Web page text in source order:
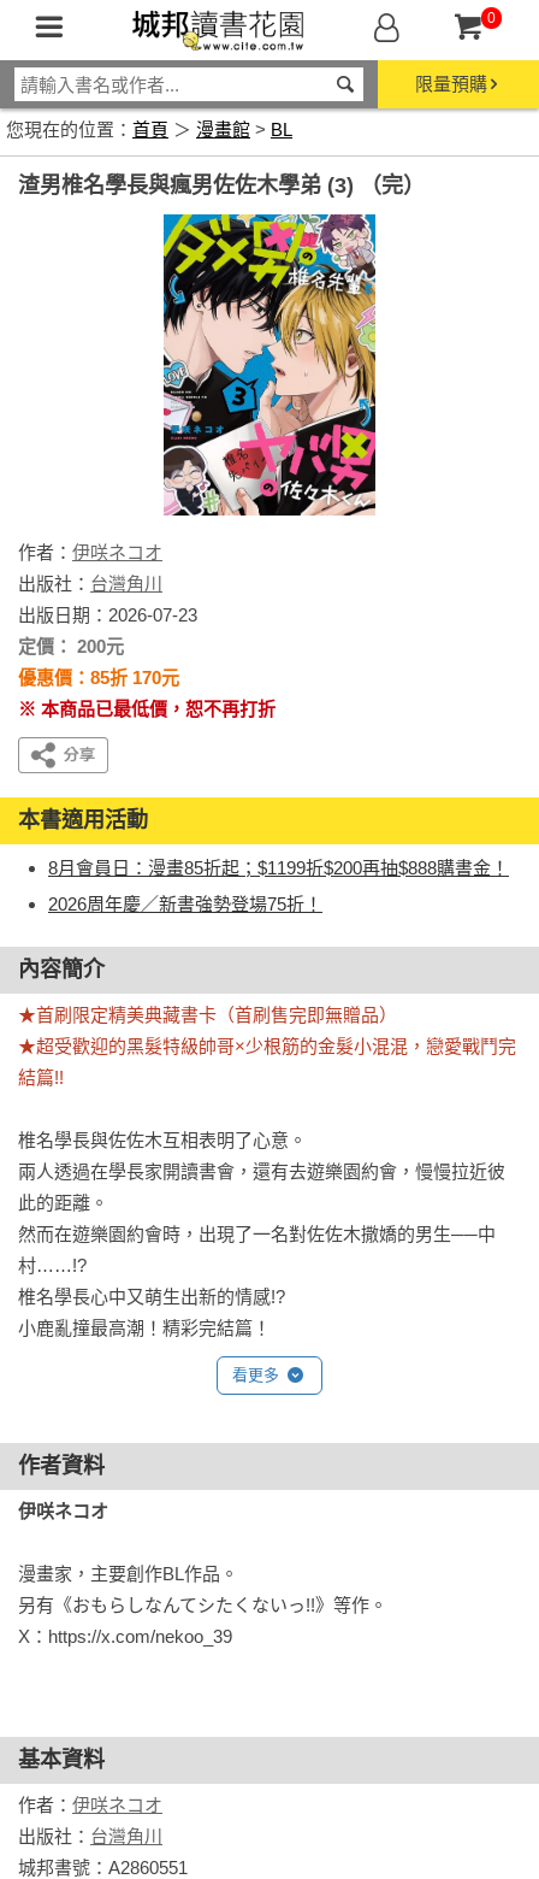
0
限量預購
您現在的位置： 首頁 ＞ 漫畫館 > BL
渣男椎名學長與瘋男佐佐木學弟 (3) （完）
作者： 伊咲ネコオ
出版社： 台灣角川
出版日期：2026-07-23
定價： 200元
優惠價：85折 170元
※ 本商品已最低價，恕不再打折
本書適用活動
8月會員日：漫畫85折起；$1199折$200再抽$888購書金！
2026周年慶／新書強勢登場75折！
內容簡介
★首刷限定精美典藏書卡（首刷售完即無贈品）
★超受歡迎的黑髮特級帥哥×少根筋的金髮小混混，戀愛戰鬥完
結篇!!
椎名學長與佐佐木互相表明了心意。
兩人透過在學長家開讀書會，還有去遊樂園約會，慢慢拉近彼
此的距離。
然而在遊樂園約會時，出現了一名對佐佐木撒嬌的男生──中
村……!?
椎名學長心中又萌生出新的情感!?
小鹿亂撞最高潮！精彩完結篇！
看更多
作者資料
伊咲ネコオ
漫畫家，主要創作BL作品。
另有《おもらしなんてシたくないっ!!》等作。
X：https://x.com/nekoo_39
基本資料
作者： 伊咲ネコオ
出版社： 台灣角川
城邦書號：A2860551